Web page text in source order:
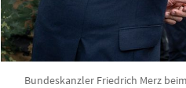
Bundeskanzler Friedrich Merz